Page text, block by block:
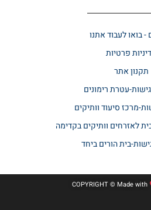
- בואו לעבוד אתנו
פרטיות
תקנון אתר​
עטרת רימונים
מרכז סיעוד וותיקים
לאזרחים וותיקים בקדימה
בית הורים ביחד
COPYRIGHT © Made with